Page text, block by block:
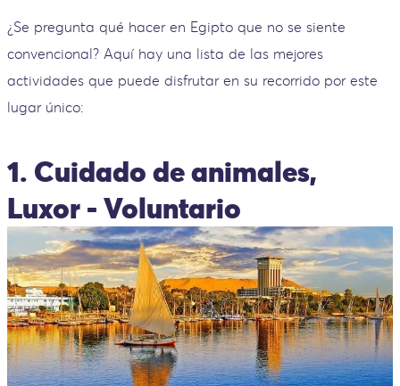
¿Se pregunta qué hacer en Egipto que no se siente
convencional? Aquí hay una lista de las mejores
actividades que puede disfrutar en su recorrido por este
lugar único:
1. Cuidado de animales,
Luxor - Voluntario